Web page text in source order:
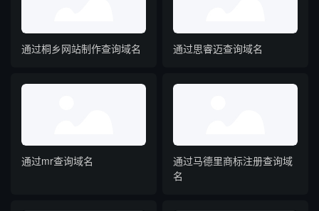
通过桐乡网站制作查询域名 通过思睿迈查询域名
通过mr查询域名
通过马德里商标注册查询域
名